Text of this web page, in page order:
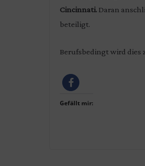
Cincinnati. Daran
beteiligt.
Berufsbedingt wird dies
Gefällt mir: